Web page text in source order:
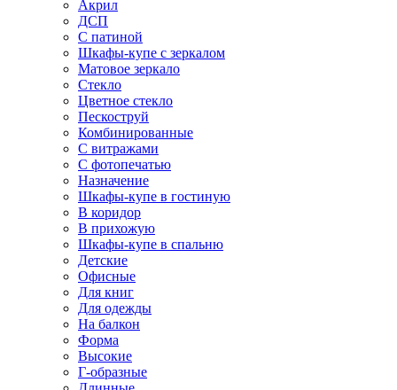
Акрил
ДСП
С патиной
Шкафы-купе с зеркалом
Матовое зеркало
Стекло
Цветное стекло
Пескоструй
Комбинированные
С витражами
С фотопечатью
Назначение
Шкафы-купе в гостиную
В коридор
В прихожую
Шкафы-купе в спальню
Детские
Офисные
Для книг
Для одежды
На балкон
Форма
Высокие
Г-образные